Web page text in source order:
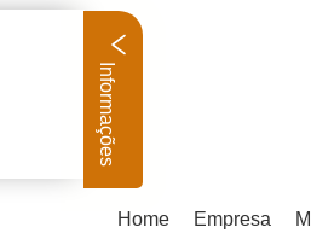
Home Empresa
Informações